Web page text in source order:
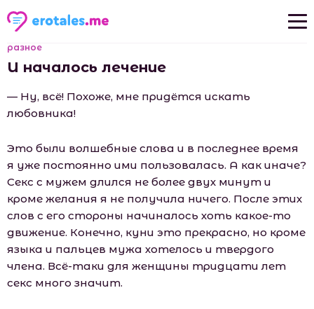
Новые рассказы
разное
И началось лечение
— Ну, всё! Похоже, мне придётся искать
любовника!
Это были волшебные слова и в последнее время
я уже постоянно ими пользовалась. А как иначе?
Секс с мужем длился не более двух минут и
кроме желания я не получила ничего. После этих
слов с его стороны начиналось хоть какое-то
движение. Конечно, куни это прекрасно, но кроме
языка и пальцев мужа хотелось и твердого
члена. Всё-таки для женщины тридцати лет
секс много значит.